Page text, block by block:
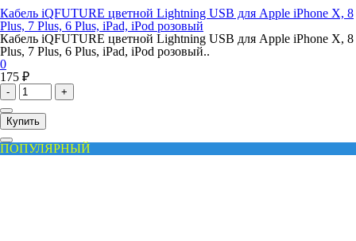
Кабель iQFUTURE цветной Lightning USB для Apple iPhone X, 8
Plus, 7 Plus, 6 Plus, iPad, iPod розовый
Кабель iQFUTURE цветной Lightning USB для Apple iPhone X, 8
Plus, 7 Plus, 6 Plus, iPad, iPod розовый..
0
175 ₽
- +
Купить
ПОПУЛЯРНЫЙ